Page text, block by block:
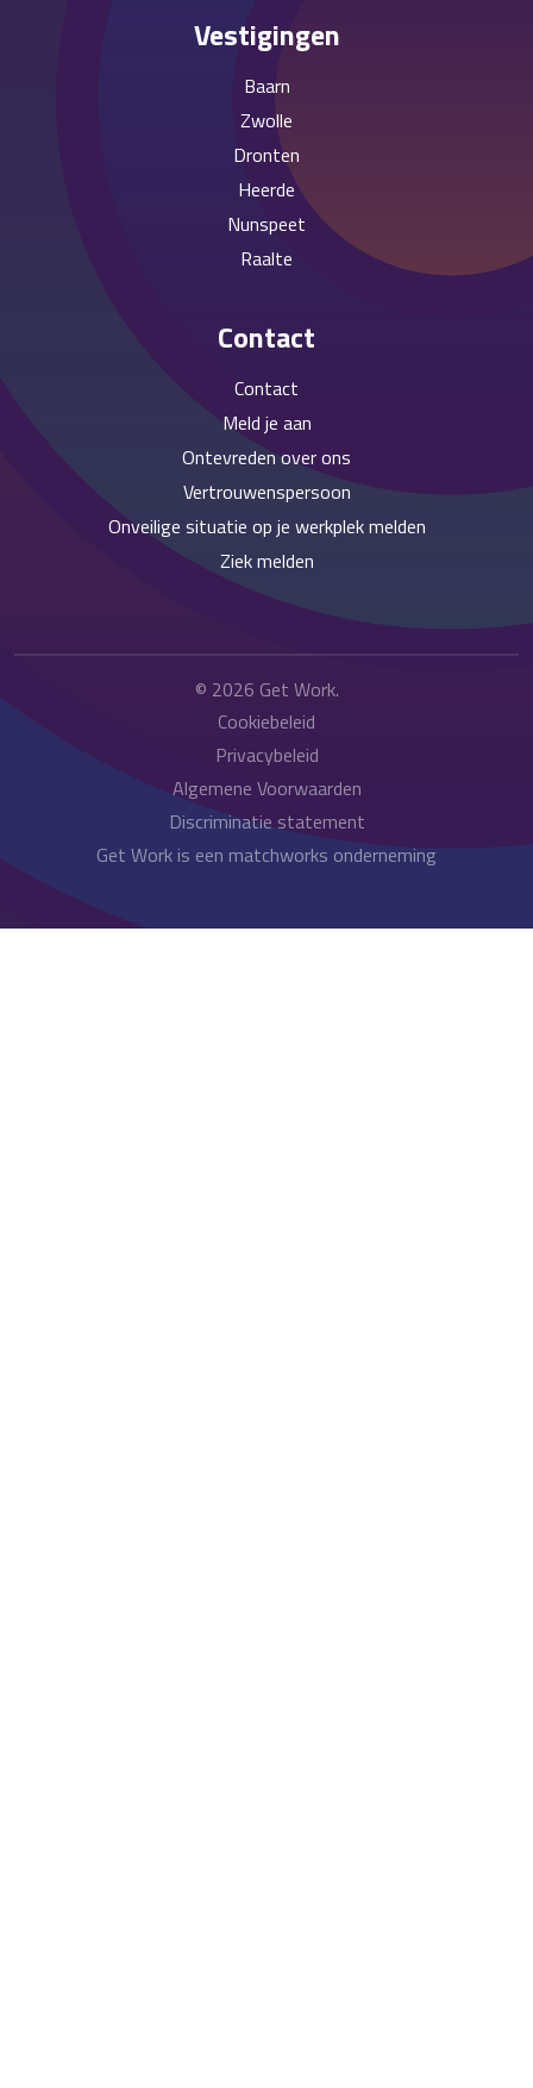
Vestigingen
Baarn
Zwolle
Dronten
Heerde
Nunspeet
Raalte
Contact
Contact
Meld je aan
Ontevreden over ons
Vertrouwenspersoon
Onveilige situatie op je werkplek melden
Ziek melden
© 2026 Get Work.
Cookiebeleid
Privacybeleid
Algemene Voorwaarden
Discriminatie statement
Get Work is een matchworks onderneming